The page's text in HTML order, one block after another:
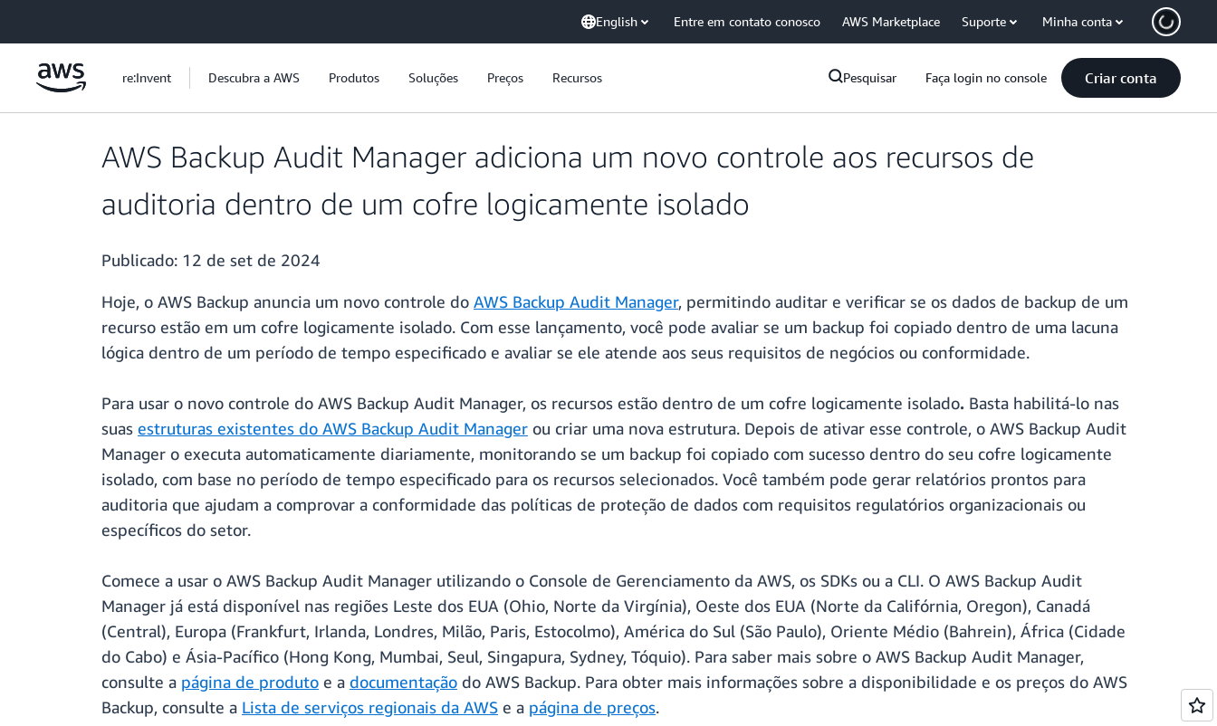
English Entre em contato conosco AWS Marketplace Suporte Minha conta
re:Invent Descubra a AWS Produtos Soluções Preços Recursos Pesquisar Faça login no console Criar conta
AWS Backup Audit Manager adiciona um novo controle aos recursos de
auditoria dentro de um cofre logicamente isolado
Publicado: 12 de set de 2024
Hoje, o AWS Backup anuncia um novo controle do AWS Backup Audit Manager, permitindo auditar e verificar se os dados de backup de um
recurso estão em um cofre logicamente isolado. Com esse lançamento, você pode avaliar se um backup foi copiado dentro de uma lacuna
lógica dentro de um período de tempo especificado e avaliar se ele atende aos seus requisitos de negócios ou conformidade.
Para usar o novo controle do AWS Backup Audit Manager, os recursos estão dentro de um cofre logicamente isolado. Basta habilitá-lo nas
suas estruturas existentes do AWS Backup Audit Manager ou criar uma nova estrutura. Depois de ativar esse controle, o AWS Backup Audit
Manager o executa automaticamente diariamente, monitorando se um backup foi copiado com sucesso dentro do seu cofre logicamente
isolado, com base no período de tempo especificado para os recursos selecionados. Você também pode gerar relatórios prontos para
auditoria que ajudam a comprovar a conformidade das políticas de proteção de dados com requisitos regulatórios organizacionais ou
específicos do setor.
Comece a usar o AWS Backup Audit Manager utilizando o Console de Gerenciamento da AWS, os SDKs ou a CLI. O AWS Backup Audit
Manager já está disponível nas regiões Leste dos EUA (Ohio, Norte da Virgínia), Oeste dos EUA (Norte da Califórnia, Oregon), Canadá
(Central), Europa (Frankfurt, Irlanda, Londres, Milão, Paris, Estocolmo), América do Sul (São Paulo), Oriente Médio (Bahrein), África (Cidade
do Cabo) e Ásia-Pacífico (Hong Kong, Mumbai, Seul, Singapura, Sydney, Tóquio). Para saber mais sobre o AWS Backup Audit Manager,
consulte a página de produto e a documentação do AWS Backup. Para obter mais informações sobre a disponibilidade e os preços do AWS
Backup, consulte a Lista de serviços regionais da AWS e a página de preços.